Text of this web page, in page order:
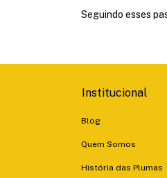
Seguindo esses
Institucional
Blog
Quem Somos
História das Plumas